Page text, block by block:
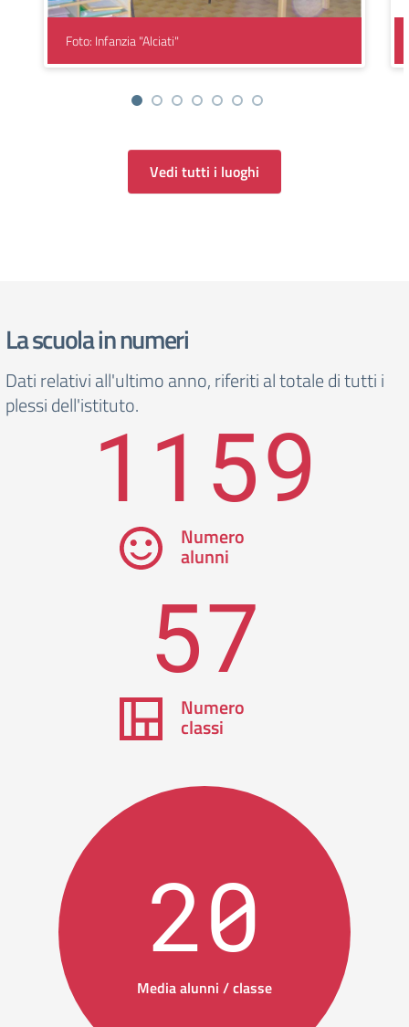
Foto: Infanzia "Alciati"
Vedi tutti i luoghi
La scuola in numeri
Dati relativi all'ultimo anno, riferiti al totale di tutti i
plessi dell'istituto.1159
Numero
alunni
57
Numero
classi
20
Media alunni / classe